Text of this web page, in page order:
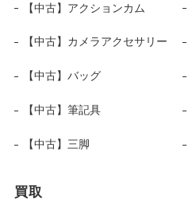
【中古】アクションカム
【中古】カメラアクセサリー
【中古】バッグ
【中古】筆記具
【中古】三脚
買取